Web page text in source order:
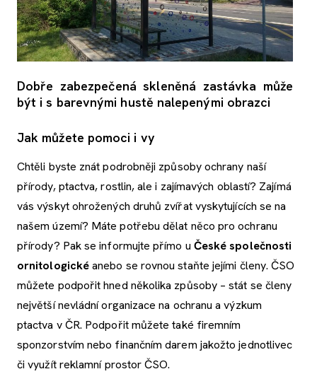
Dobře zabezpečená skleněná zastávka může
být i s barevnými hustě nalepenými obrazci
Jak můžete pomoci i vy
Chtěli byste znát podrobněji způsoby ochrany naší
přírody, ptactva, rostlin, ale i zajímavých oblastí? Zajímá
vás výskyt ohrožených druhů zvířat vyskytujících se na
našem území? Máte potřebu dělat něco pro ochranu
přírody? Pak se informujte přímo u České společnosti
ornitologickéanebo se rovnou staňte jejími členy. ČSO
můžete podpořit hned několika způsoby – stát se členy
největší nevládní organizace na ochranu a výzkum
ptactva v ČR. Podpořit můžete také firemním
sponzorstvím nebo finančním darem jakožto jednotlivec
či využít reklamní prostor ČSO.